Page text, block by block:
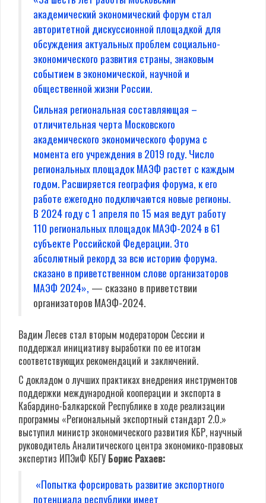
академический экономический форум стал
авторитетной дискуссионной площадкой для
обсуждения актуальных проблем социально-
экономического развития страны, знаковым
событием в экономической, научной и
общественной жизни России.
Сильная региональная составляющая –
отличительная черта Московского
академического экономического форума с
момента его учреждения в 2019 году. Число
региональных площадок МАЭФ растет с каждым
годом. Расширяется география форума, к его
работе ежегодно подключаются новые регионы.
В 2024 году с 1 апреля по 15 мая ведут работу
110 региональных площадок МАЭФ-2024 в 61
субъекте Российской Федерации. Это
абсолютный рекорд за всю историю форума.
сказано в приветственном слове организаторов
МАЭФ 2024», — сказано в приветствии
организаторов МАЭФ-2024.
Вадим Лесев стал вторым модератором Сессии и
поддержал инициативу выработки по ее итогам
соответствующих рекомендаций и заключений.
С докладом о лучших практиках внедрения инструментов
поддержки международной кооперации и экспорта в
Кабардино-Балкарской Республике в ходе реализации
программы «Региональный экспортный стандарт 2.0.»
выступил министр экономического развития КБР, научный
руководитель Аналитического центра экономико-правовых
экспертиз ИПЭиФ КБГУ Борис Рахаев:
«Попытка форсировать развитие экспортного
потенциала республики имеет